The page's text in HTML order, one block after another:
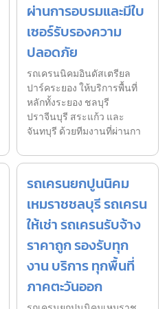
ผ่านการอบรมและมีใบ
เซอร์รับรองความ
ปลอดภัย
รถเครนนิคมอินดัสเตรียล
ปาร์คระยอง ให้บริการพื้นที่
หลักทั้งระยอง ชลบุรี
ปราจีนบุรี สระแก้ว และ
จันทบุรี ด้วยทีมงานที่ผ่านกา
รถเครนยกปูนนิคม
เหมราชชลบุรี รถเครน
ให้เช่า รถเครนรับจ้าง
ราคาถูก รองรับทุก
งาน บริการ ทุกพื้นที่
ภาคตะวันออก